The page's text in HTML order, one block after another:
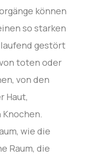
können
so starken
laufend gestört
toten oder
von den
Haut,
Knochen.
wie die
Raum, die